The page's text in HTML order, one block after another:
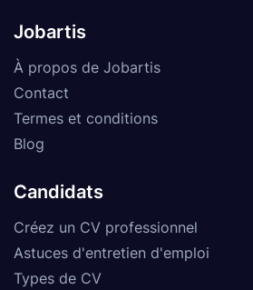
Jobartis
À propos de Jobartis
Contact
Termes et conditions
Blog
Candidats
Créez un CV professionnel
Astuces d'entretien d'emploi
Types de CV